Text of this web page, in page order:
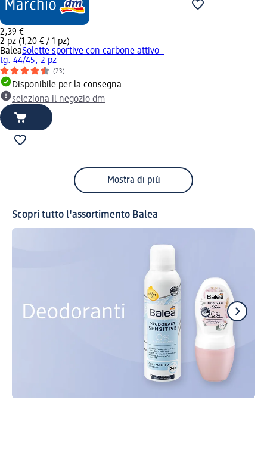
2,39 €
2 pz (1,20 € / 1 pz)
BaleaSolette sportive con carbone attivo -
tg. 44/45, 2 pz
(23)
Disponibile per la consegna
seleziona il negozio dm
Mostra di più
Scopri tutto l'assortimento Balea